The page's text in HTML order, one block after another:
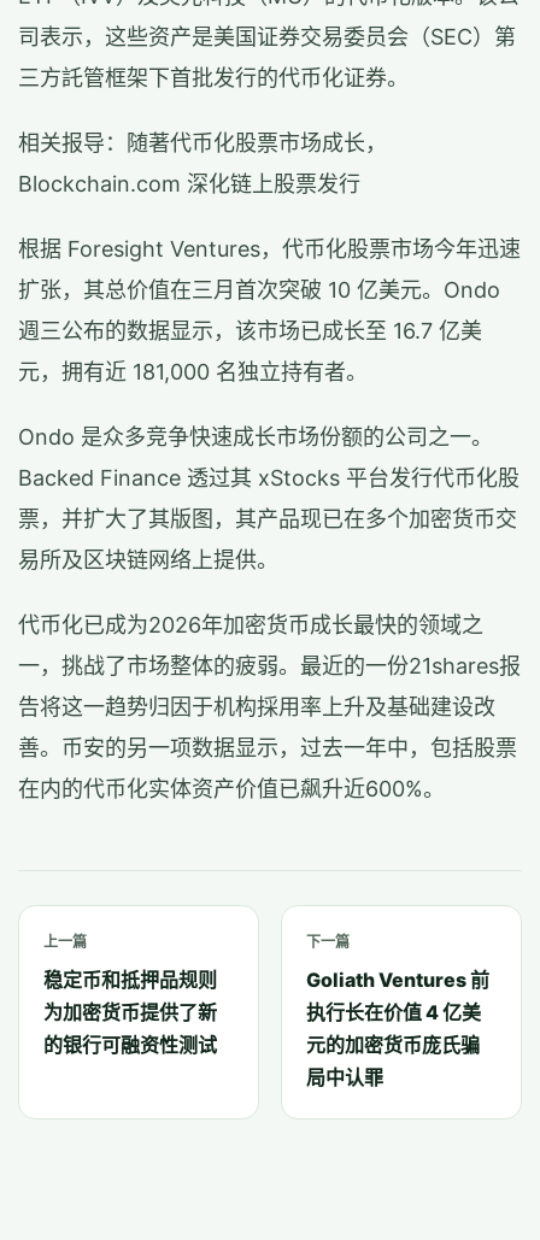
司表示，这些资产是美国证券交易委员会（SEC）第
三方託管框架下首批发行的代币化证券。
相关报导：随著代币化股票市场成长，
Blockchain.com 深化链上股票发行
根据 Foresight Ventures，代币化股票市场今年迅速
扩张，其总价值在三月首次突破 10 亿美元。Ondo
週三公布的数据显示，该市场已成长至 16.7 亿美
元，拥有近 181,000 名独立持有者。
Ondo 是众多竞争快速成长市场份额的公司之一。
Backed Finance 透过其 xStocks 平台发行代币化股
票，并扩大了其版图，其产品现已在多个加密货币交
易所及区块链网络上提供。
代币化已成为2026年加密货币成长最快的领域之
一，挑战了市场整体的疲弱。最近的一份21shares报
告将这一趋势归因于机构採用率上升及基础建设改
善。币安的另一项数据显示，过去一年中，包括股票
在内的代币化实体资产价值已飙升近600%。
上一篇
稳定币和抵押品规则
为加密货币提供了新
的银行可融资性测试
下一篇
Goliath Ventures 前
执行长在价值 4 亿美
元的加密货币庞氏骗
局中认罪